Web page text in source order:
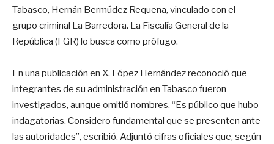
Tabasco, Hernán Bermúdez Requena, vinculado con el
grupo criminal La Barredora. La Fiscalía General de la
República (FGR) lo busca como prófugo.
En una publicación en X, López Hernández reconoció que
integrantes de su administración en Tabasco fueron
investigados, aunque omitió nombres. “Es público que hubo
indagatorias. Considero fundamental que se presenten ante
las autoridades”, escribió. Adjuntó cifras oficiales que, según